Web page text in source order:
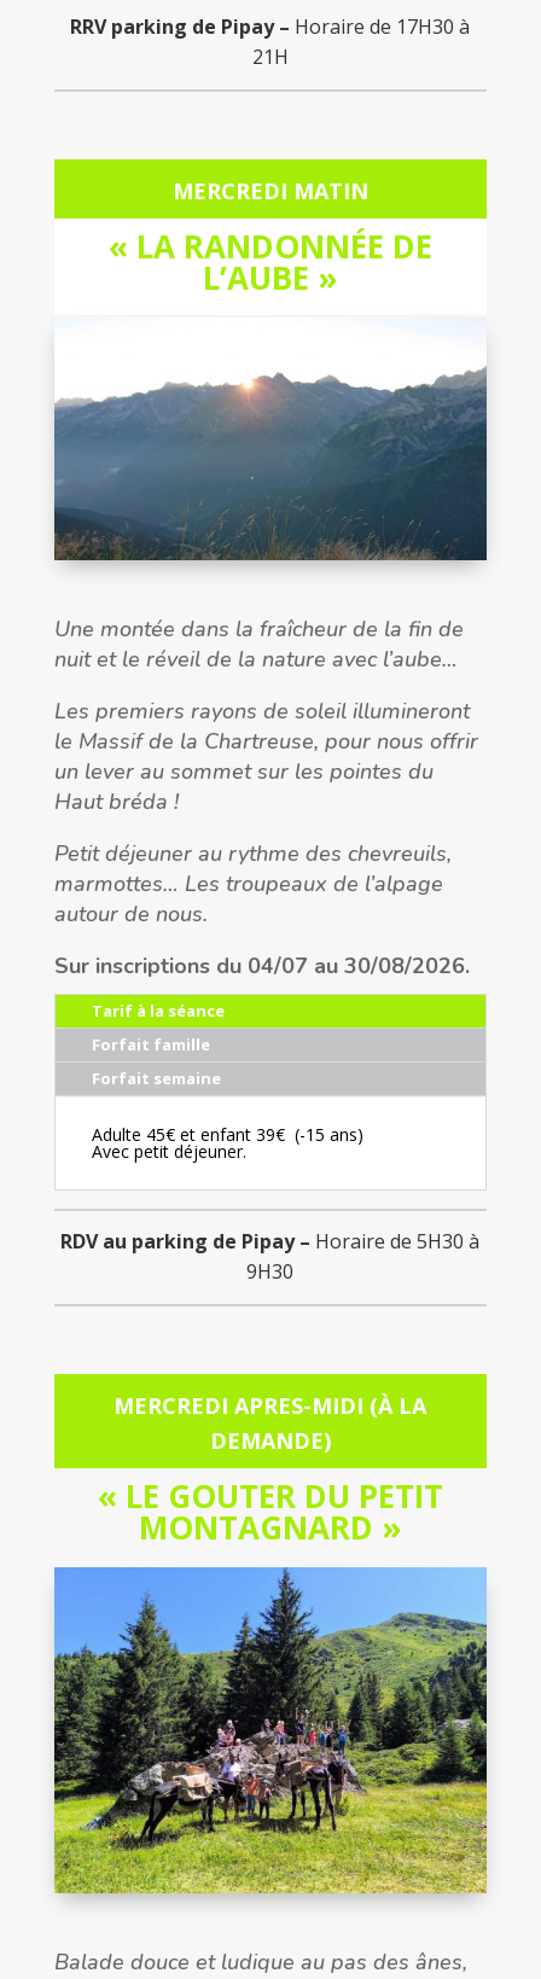
RRV parking de Pipay – Horaire de 17H30 à
21H
MERCREDI MATIN
« LA RANDONNÉE DE
L’AUBE »
Une montée dans la fraîcheur de la fin de
nuit et le réveil de la nature avec l’aube…
Les premiers rayons de soleil illumineront
le Massif de la Chartreuse, pour nous offrir
un lever au sommet sur les pointes du
Haut bréda !
Petit déjeuner au rythme des chevreuils,
marmottes… Les troupeaux de l’alpage
autour de nous.
Sur inscriptions du 04/07 au 30/08/2026.
Tarif à la séance
Forfait famille
Forfait semaine
Adulte 45€ et enfant 39€ (-15 ans)
Avec petit déjeuner.
RDV au parking de Pipay – Horaire de 5H30 à
9H30
MERCREDI APRES-MIDI (À LA
DEMANDE)
« LE GOUTER DU PETIT
MONTAGNARD »
Balade douce et ludique au pas des ânes,